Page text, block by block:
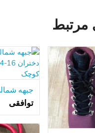
مرتبط
توافقی